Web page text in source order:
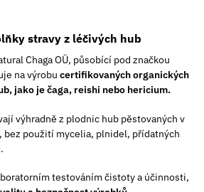
stravy z léčivých hub
Chaga OÜ, působící pod značkou
na výrobu certifikovaných organických
jako je čaga, reishi nebo hericium.
výhradně z plodnic hub pěstovaných v
bez použití mycelia, plnidel, přídatných
testováním čistoty a účinnosti,